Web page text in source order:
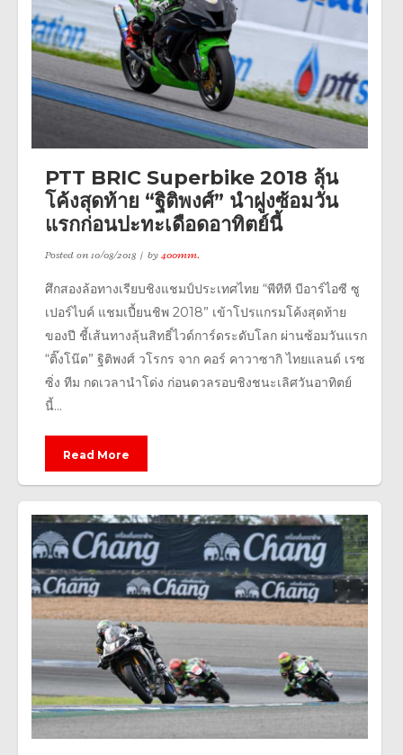
PTT BRIC Superbike 2018 ลุ้น
โค้งสุดท้าย “ฐิติพงศ์” นำฝูงซ้อมวัน
แรกก่อนปะทะเดือดอาทิตย์นี้
Posted on10/08/2018 by400mm.
ศึกสองล้อทางเรียบชิงแชมป์ประเทศไทย “พีทีที บีอาร์ไอซี ซู
เปอร์ไบค์ แชมเปี้ยนชิพ 2018” เข้าโปรแกรมโค้งสุดท้าย
ของปี ชี้เส้นทางลุ้นสิทธิ์ไวด์การ์ดระดับโลก ผ่านซ้อมวันแรก
“ติ๊งโน๊ต” ฐิติพงศ์ วโรกร จาก คอร์ คาวาซากิ ไทยแลนด์ เรซ
ซิ่ง ทีม กดเวลานำโด่ง ก่อนดวลรอบชิงชนะเลิศวันอาทิตย์
นี้...
Read More